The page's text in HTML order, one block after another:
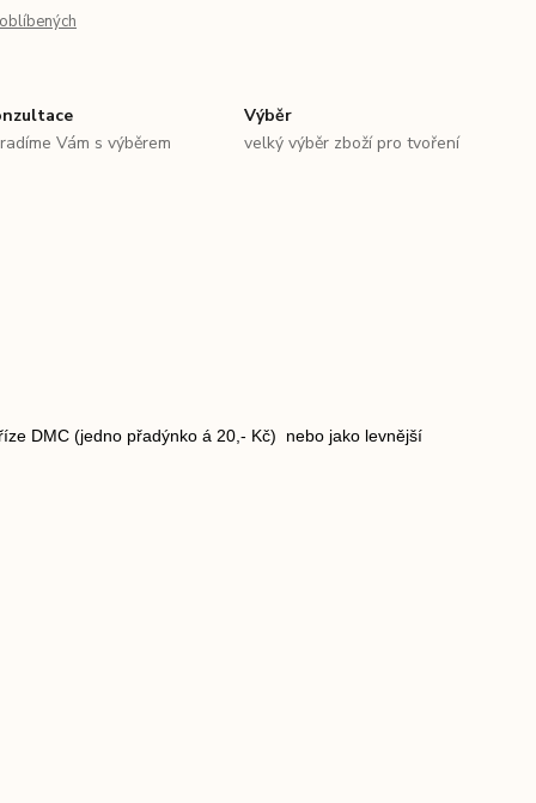
Vám s výběrem
Výběr
velký výběr zboží pro tvoření
DMC (jedno přadýnko á 20,- Kč) nebo jako levnější